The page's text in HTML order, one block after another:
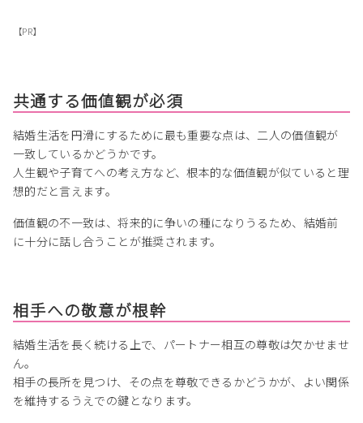
【PR】
共通する価値観が必須
結婚生活を円滑にするために最も重要な点は、二人の価値観が
一致しているかどうかです。
人生観や子育てへの考え方など、根本的な価値観が似ていると理
想的だと言えます。
価値観の不一致は、将来的に争いの種になりうるため、結婚前
に十分に話し合うことが推奨されます。
相手への敬意が根幹
結婚生活を長く続ける上で、パートナー相互の尊敬は欠かせませ
ん。
相手の長所を見つけ、その点を尊敬できるかどうかが、よい関係
を維持するうえでの鍵となります。